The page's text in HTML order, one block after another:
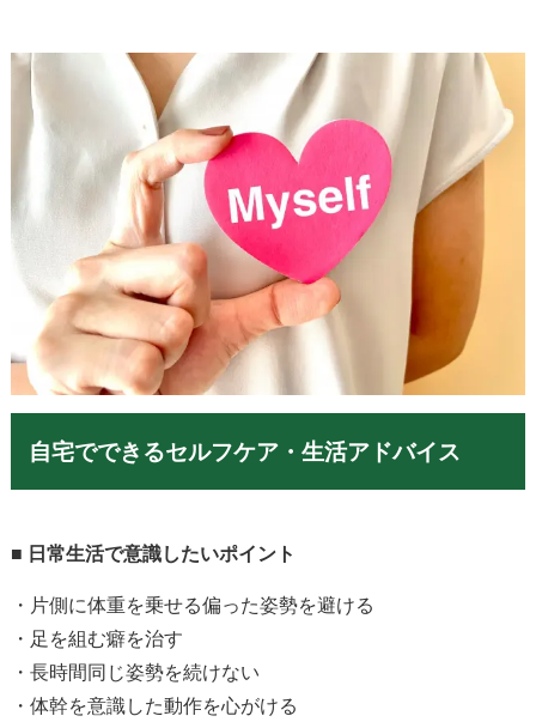
自宅でできるセルフケア・生活アドバイス
■ 日常生活で意識したいポイント
・片側に体重を乗せる偏った姿勢を避ける
・足を組む癖を治す
・長時間同じ姿勢を続けない
・体幹を意識した動作を心がける